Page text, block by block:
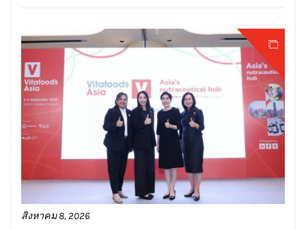
สิงหาคม 8, 2026